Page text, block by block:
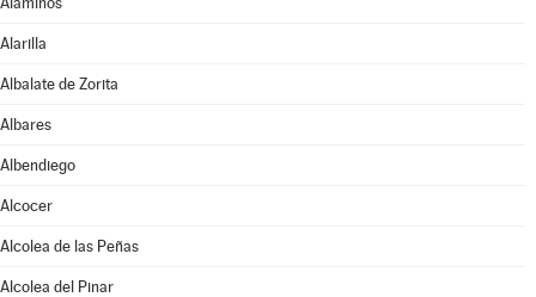
Alarilla
Albalate de Zorita
Albares
Albendiego
Alcocer
Alcolea de las Peñas
Alcolea del Pinar